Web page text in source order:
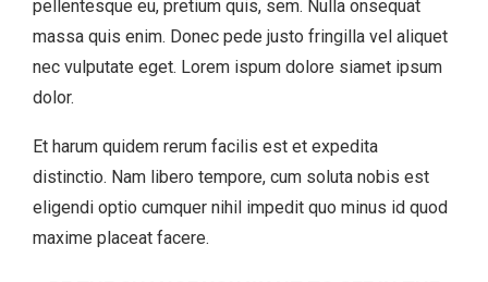
pellentesque eu, pretium quis, sem. Nulla onsequat
massa quis enim. Donec pede justo fringilla vel aliquet
nec vulputate eget. Lorem ispum dolore siamet ipsum
dolor.
Et harum quidem rerum facilis est et expedita
distinctio. Nam libero tempore, cum soluta nobis est
eligendi optio cumquer nihil impedit quo minus id quod
maxime placeat facere.